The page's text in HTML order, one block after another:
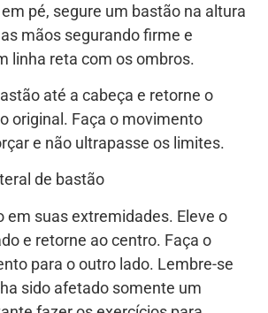
pé, segure um bastão na altura
mãos segurando firme e
linha reta com os ombros.
até a cabeça e retorne o
original. Faça o movimento
e não ultrapasse os limites.
de bastão
em suas extremidades. Eleve o
e retorne ao centro. Faça o
para o outro lado. Lembre-se
sido afetado somente um